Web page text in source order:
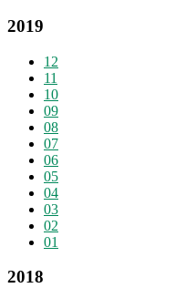
2019
12
11
10
09
08
07
06
05
04
03
02
01
2018